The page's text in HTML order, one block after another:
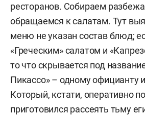
ресторанов. Собираем
обращаемся к салатам. Тут
меню не указан состав блюд;
«Греческим» салатом и
то что скрывается под
Пикассо» – одному официанту
Который, кстати, оперативно
приготовился рассеять тьму